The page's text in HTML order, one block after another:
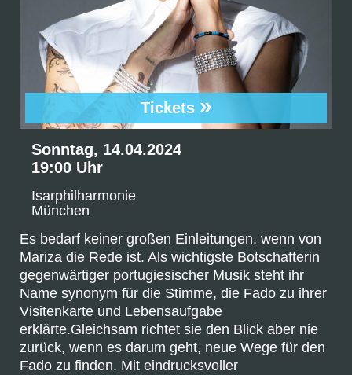
Tickets »
Sonntag, 14.04.2024
19:00 Uhr
Isarphilharmonie
München
Es bedarf keiner großen Einleitungen, wenn von
Mariza die Rede ist. Als wichtigste Botschafterin
gegenwärtiger portugiesischer Musik steht ihr
Name synonym für die Stimme, die Fado zu ihrer
Visitenkarte und Lebensaufgabe
erklärte.Gleichsam richtet sie den Blick aber nie
zurück, wenn es darum geht, neue Wege für den
Fado zu finden. Mit eindrucksvoller